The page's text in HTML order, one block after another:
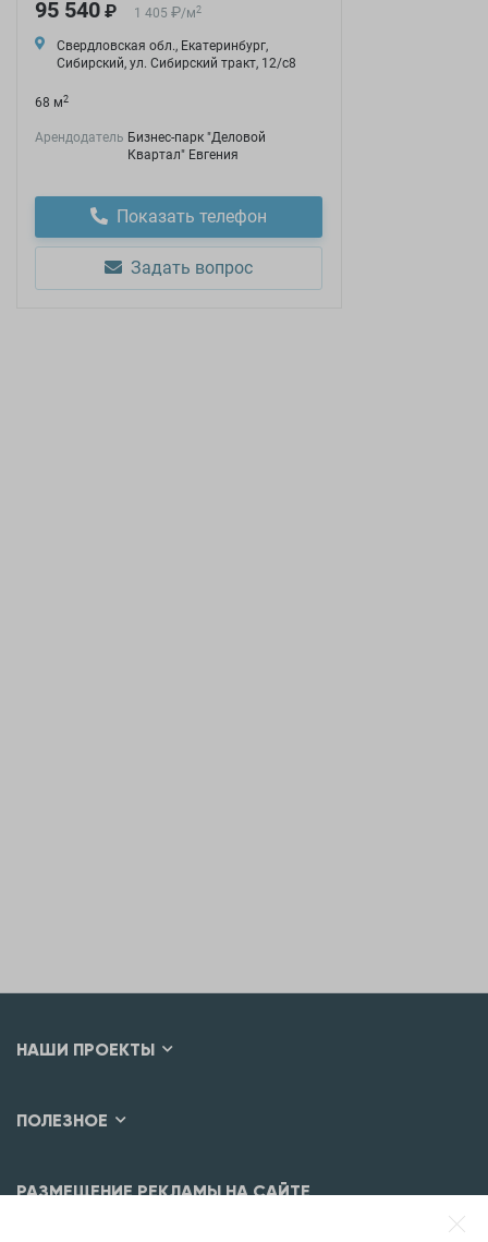
95 540 ₽ 1 405 ₽/м2
Свердловская обл., Екатеринбург,
Сибирский, ул. Сибирский тракт, 12/с8
68 м2
Арендодатель Бизнес-парк "Деловой
Квартал" Евгения
Показать телефон
Задать вопрос
НАШИ ПРОЕКТЫ
ПОЛЕЗНОЕ
РАЗМЕЩЕНИЕ РЕКЛАМЫ НА САЙТЕ